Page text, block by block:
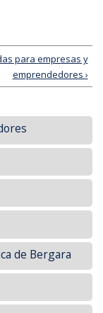
para empresas y
emprendedores ›
de Bergara